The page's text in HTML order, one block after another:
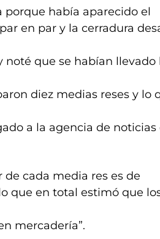
porque había aparecido el
en par y la cerradura
que se habían llevado
diez medias reses y lo
a la agencia de noticias
cada media res es de
que en total estimó que
mercadería”.